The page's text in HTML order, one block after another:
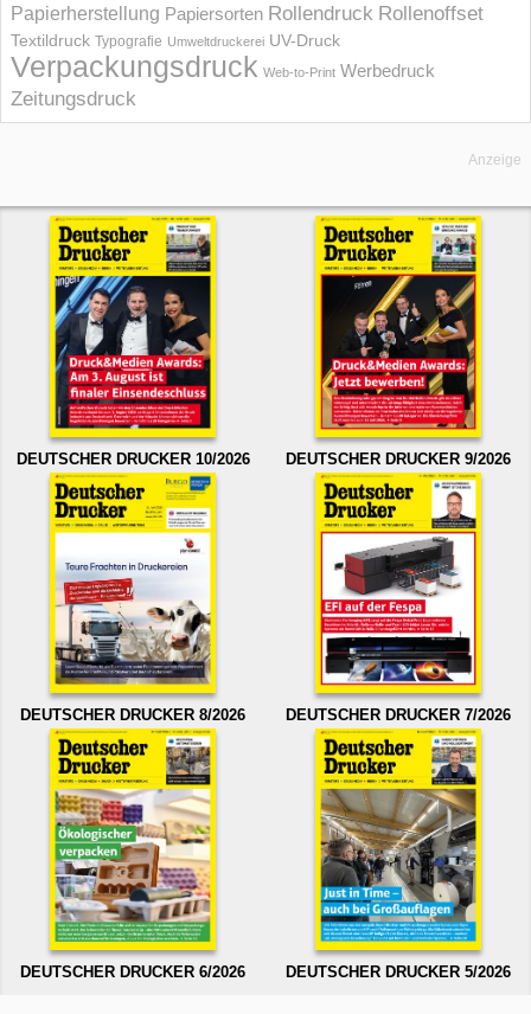
Papierherstellung Papiersorten Rollendruck Rollenoffset
Textildruck Typografie Umweltdruckerei UV-Druck
Verpackungsdruck Web-to-Print Werbedruck
Zeitungsdruck
Anzeige
DEUTSCHER DRUCKER 10/2026 DEUTSCHER DRUCKER 9/2026
DEUTSCHER DRUCKER 8/2026 DEUTSCHER DRUCKER 7/2026
DEUTSCHER DRUCKER 6/2026 DEUTSCHER DRUCKER 5/2026